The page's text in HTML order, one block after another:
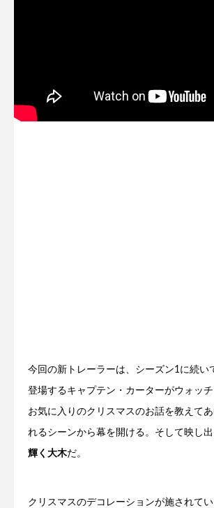
今回の新トレーラーは、シーズン1に続い
登場するキャプテン・カーターがウォッ
お気に入りのクリスマスのお話を教えて
れるシーンから幕を開ける。そして映し
輝く大木だ。
クリスマスのデコレーションが施されてい